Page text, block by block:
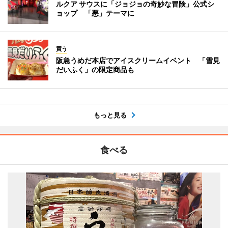
ルクア サウスに「ジョジョの奇妙な冒険」公式シ
ョップ 「悪」テーマに
買う
阪急うめだ本店でアイスクリームイベント 「雪見
だいふく」の限定商品も
もっと見る
食べる